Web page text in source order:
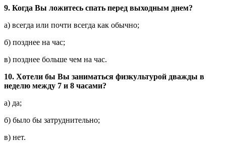
9. Когда Вы ложитесь спать перед выходным днем?
а) всегда или почти всегда как обычно;
б) позднее на час;
в) позднее больше чем на час.
10. Хотели бы Вы заниматься физкультурой дважды в
неделю между 7 и 8 часами?
а) да;
б) было бы затруднительно;
в) нет.